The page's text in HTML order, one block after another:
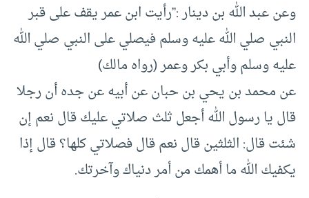
وعن عبد الله بن دينار :”رأيت ابن عمر يقف على قبر
النبي صلي الله عليه وسلم فيصلي على النبي صلي الله
عليه وسلم وأبي بكر وعمر (رواه مالك)
عن محمد بن يحي بن حبان عن أبيه عن جده أن رجلا
قال يا رسول الله أجعل ثلث صلاتي عليك قال نعم إن
شئت قال: الثلثين قال نعم قال فصلاتي كلها؟ قال إذا
يكفيك الله ما أهمك من أمر دنياك وآخرتك.